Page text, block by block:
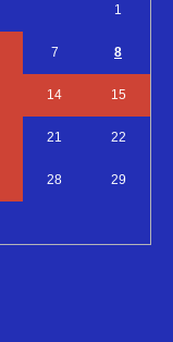
1
7 8
14 15
21 22
28 29